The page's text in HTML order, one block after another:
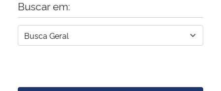
Buscar em: